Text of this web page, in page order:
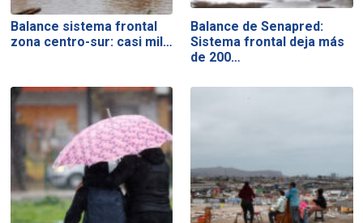
Balance sistema frontal
zona centro-sur: casi mil…
Balance de Senapred:
Sistema frontal deja más
de 200…